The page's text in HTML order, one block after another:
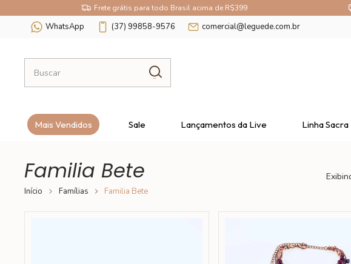
Frete grátis para todo Brasil acima de R$399
WhatsApp (37) 99858-9576 comercial@leguede.com.br
Mais Vendidos Sale Lançamentos da Live Linha Sacra
Familia Bete
Início Famílias Familia Bete